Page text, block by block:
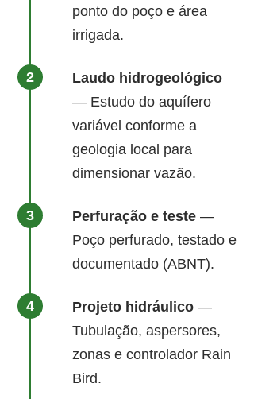
ponto do poço e área
irrigada.
Laudo hidrogeológico
— Estudo do aquífero
variável conforme a
geologia local para
dimensionar vazão.
Perfuração e teste —
Poço perfurado, testado e
documentado (ABNT).
Projeto hidráulico —
Tubulação, aspersores,
zonas e controlador Rain
Bird.